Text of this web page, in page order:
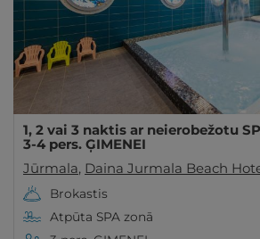
1, 2 vai 3 naktis ar neierobežotu
3-4 pers. ĢIMENEI
Jūrmala, Daina Jurmala Beach
Brokastis
Atpūta SPA zonā